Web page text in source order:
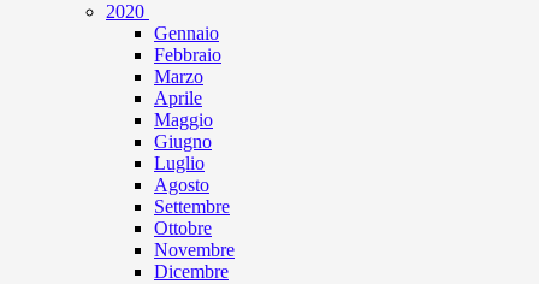
2020
Gennaio
Febbraio
Marzo
Aprile
Maggio
Giugno
Luglio
Agosto
Settembre
Ottobre
Novembre
Dicembre